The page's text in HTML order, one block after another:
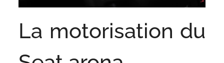
La motorisation du